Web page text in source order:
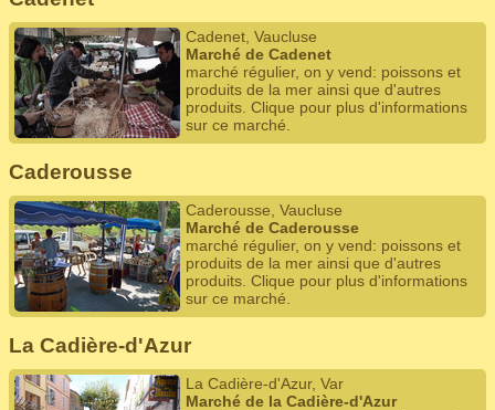
Cadenet, Vaucluse
Marché de Cadenet
marché régulier, on y vend: poissons et
produits de la mer ainsi que d'autres
produits. Clique pour plus d'informations
sur ce marché.
Caderousse
Caderousse, Vaucluse
Marché de Caderousse
marché régulier, on y vend: poissons et
produits de la mer ainsi que d'autres
produits. Clique pour plus d'informations
sur ce marché.
La Cadière-d'Azur
La Cadière-d'Azur, Var
Marché de la Cadière-d'Azur